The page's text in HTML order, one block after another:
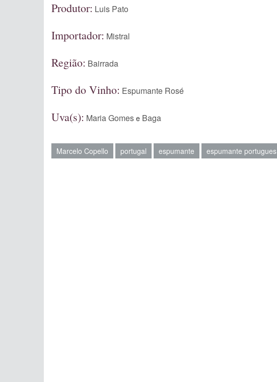
Produtor: Luis Pato
Importador: Mistral
Região: Bairrada
Tipo do Vinho: Espumante Rosé
Uva(s): Maria Gomes e Baga
Marcelo Copello portugal espumante espumante portugues